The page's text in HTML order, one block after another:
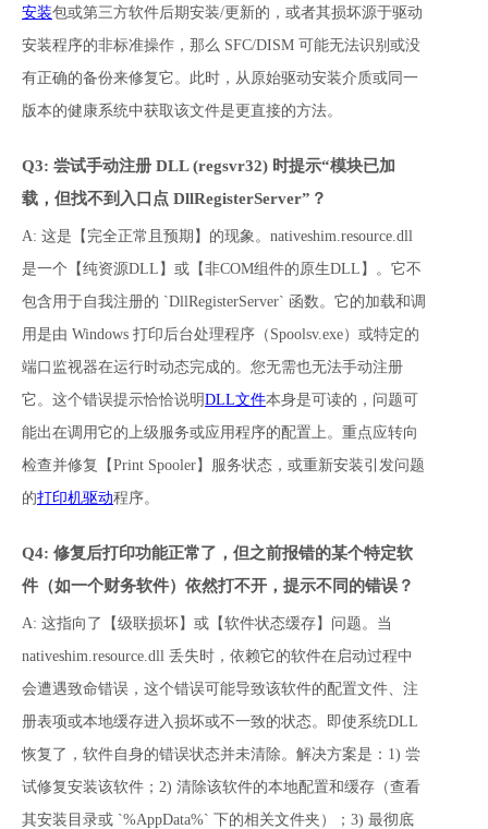
安装包或第三方软件后期安装/更新的，或者其损坏源于驱动
安装程序的非标准操作，那么 SFC/DISM 可能无法识别或没
有正确的备份来修复它。此时，从原始驱动安装介质或同一
版本的健康系统中获取该文件是更直接的方法。
Q3: 尝试手动注册 DLL (regsvr32) 时提示“模块已加
载，但找不到入口点 DllRegisterServer”？
A: 这是【完全正常且预期】的现象。nativeshim.resource.dll
是一个【纯资源DLL】或【非COM组件的原生DLL】。它不
包含用于自我注册的 `DllRegisterServer` 函数。它的加载和调
用是由 Windows 打印后台处理程序（Spoolsv.exe）或特定的
端口监视器在运行时动态完成的。您无需也无法手动注册
它。这个错误提示恰恰说明DLL文件本身是可读的，问题可
能出在调用它的上级服务或应用程序的配置上。重点应转向
检查并修复【Print Spooler】服务状态，或重新安装引发问题
的打印机驱动程序。
Q4: 修复后打印功能正常了，但之前报错的某个特定软
件（如一个财务软件）依然打不开，提示不同的错误？
A: 这指向了【级联损坏】或【软件状态缓存】问题。当
nativeshim.resource.dll 丢失时，依赖它的软件在启动过程中
会遭遇致命错误，这个错误可能导致该软件的配置文件、注
册表项或本地缓存进入损坏或不一致的状态。即使系统DLL
恢复了，软件自身的错误状态并未清除。解决方案是：1) 尝
试修复安装该软件；2) 清除该软件的本地配置和缓存（查看
其安装目录或 `%AppData%` 下的相关文件夹）；3) 最彻底